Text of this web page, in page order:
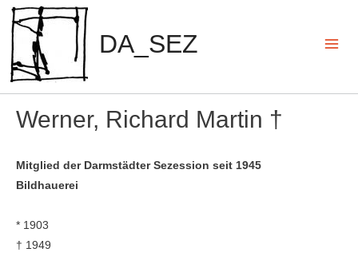
Zum
Inhalt
springen
DA_SEZ
Werner, Richard Martin †
Mitglied der Darmstädter Sezession seit 1945
Bildhauerei
* 1903
† 1949